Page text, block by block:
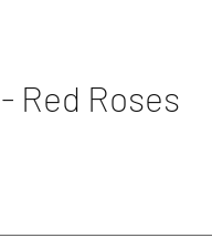
Red Roses